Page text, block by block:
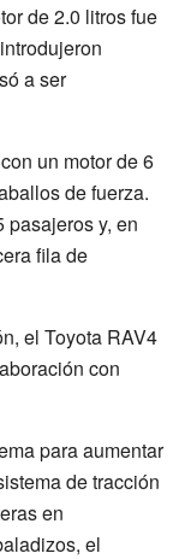
de 2.0 litros fue
a ser
un motor de 6
de fuerza.
pasajeros y, en
fila de
el Toyota RAV4
con
para aumentar
de tracción
en
el